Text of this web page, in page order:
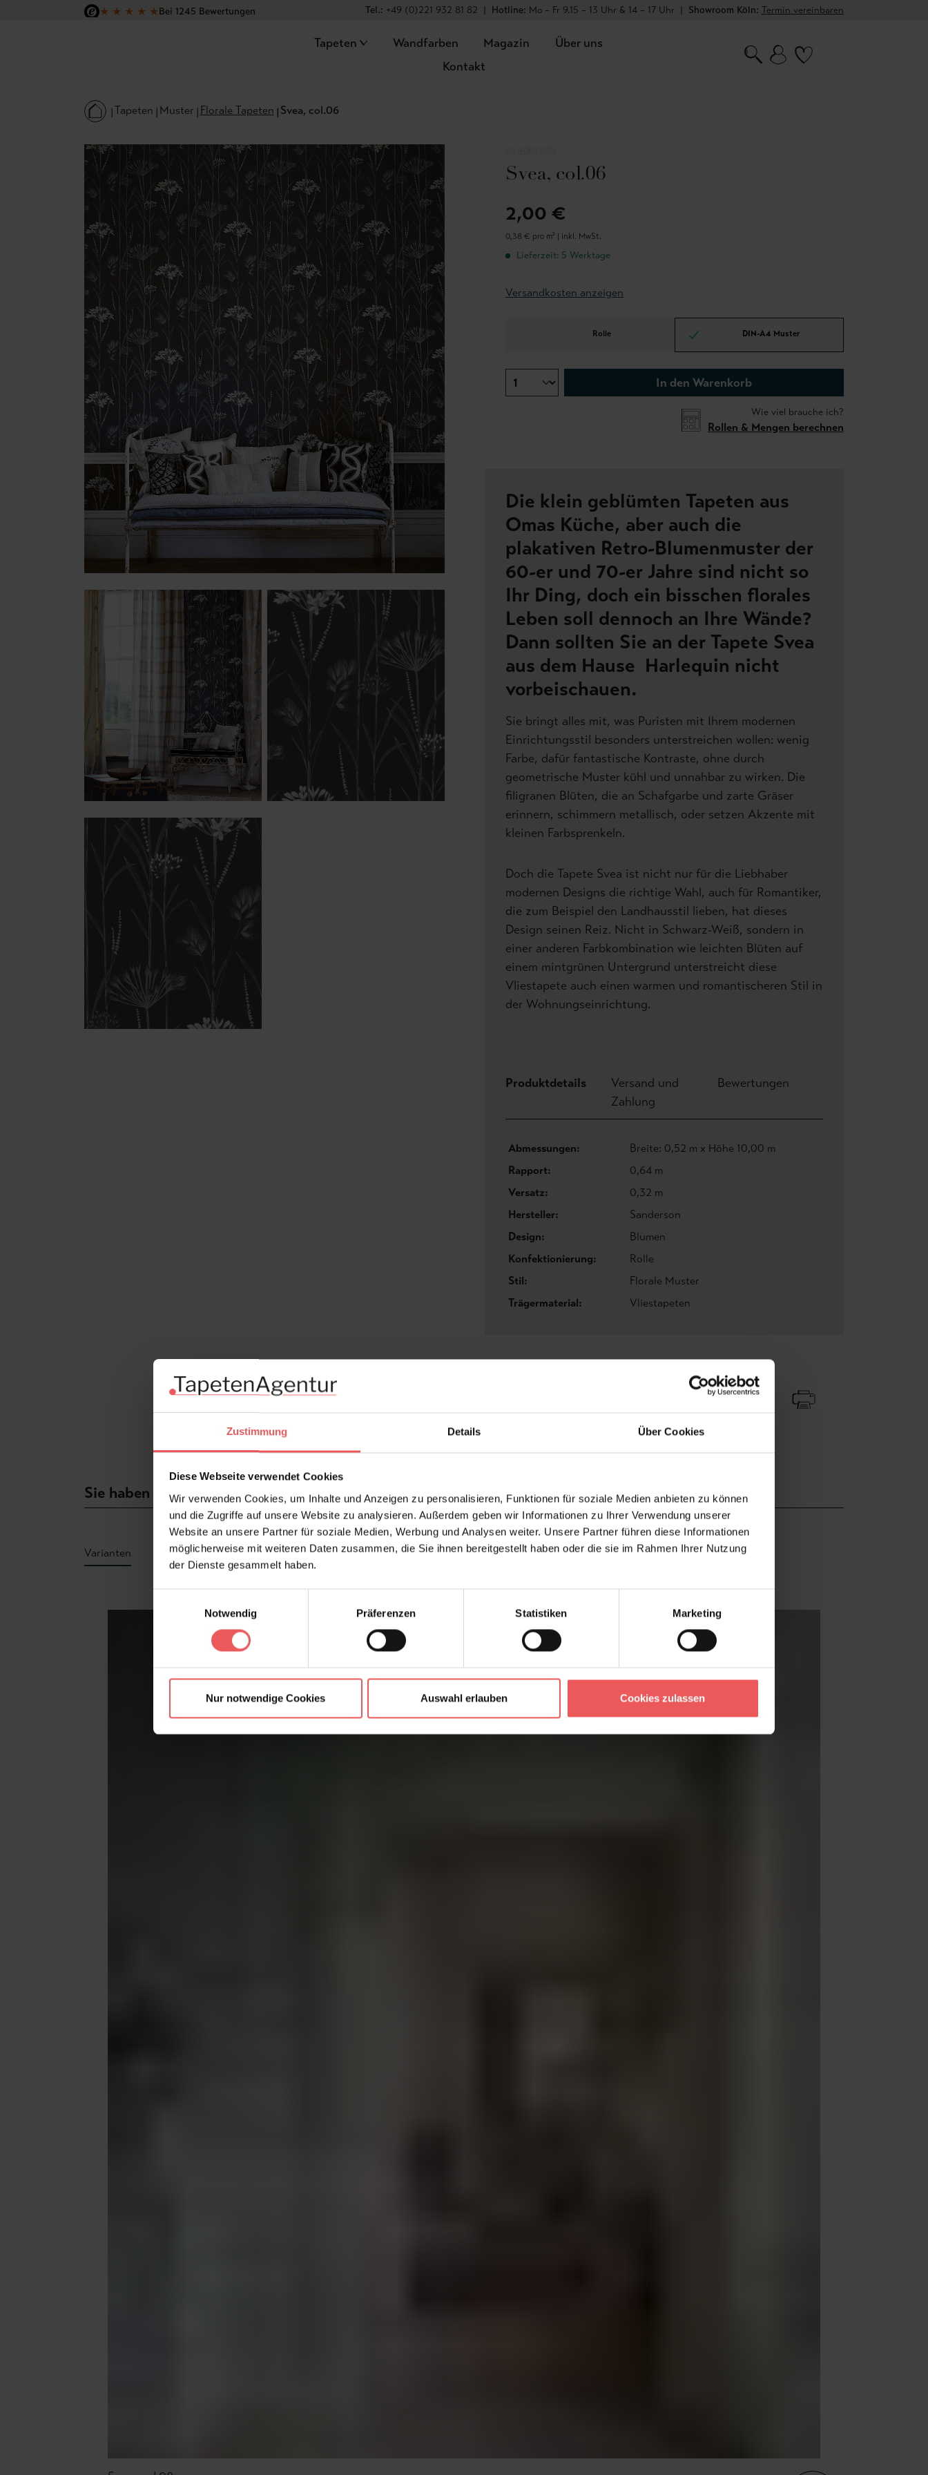
Zustimmung Details Über Cookies
Diese Webseite verwendet Cookies
Wir verwenden Cookies, um Inhalte und Anzeigen zu personalisieren, Funktionen für soziale Medien anbieten zu können
und die Zugriffe auf unsere Website zu analysieren. Außerdem geben wir Informationen zu Ihrer Verwendung unserer
Website an unsere Partner für soziale Medien, Werbung und Analysen weiter. Unsere Partner führen diese Informationen
möglicherweise mit weiteren Daten zusammen, die Sie ihnen bereitgestellt haben oder die sie im Rahmen Ihrer Nutzung
der Dienste gesammelt haben.
Notwendig
Präferenzen Statistiken Marketing
Nur notwendige Cookies Auswahl erlauben Cookies zulassen
Hauptinhalt springen
Zur Suche springen
Zur Hauptnavigation springen
★ ★ ★ ★ ★Bei 1245 Bewertungen
Tel.: +49 (0)221 932 81 82 | Hotline: Mo – Fr 9.15 – 13 Uhr & 14 – 17 Uhr | Showroom Köln: Termin vereinbaren
Tapeten Wandfarben Magazin
Über uns
Kontakt
Tapeten Muster Florale Tapeten Svea, col.06
Svea, col.06
2,00 €
0,38 € pro m² | inkl. MwSt.
Lieferzeit: 5 Werktage
Versandkosten anzeigen
Rolle DIN-A4 Muster
In den Warenkorb
Wie viel brauche ich?
Rollen & Mengen berechnen
Die klein geblümten Tapeten aus
Omas Küche, aber auch die
plakativen Retro-Blumenmuster der
60-er und 70-er Jahre sind nicht so
Ihr Ding, doch ein bisschen florales
Leben soll dennoch an Ihre Wände?
Dann sollten Sie an der Tapete Svea
aus dem Hause Harlequin nicht
vorbeischauen.
Sie bringt alles mit, was Puristen mit Ihrem modernen
Einrichtungsstil besonders unterstreichen wollen: wenig
Farbe, dafür fantastische Kontraste, ohne durch
geometrische Muster kühl und unnahbar zu wirken. Die
filigranen Blüten, die an Schafgarbe und zarte Gräser
erinnern, schimmern metallisch, oder setzen Akzente mit
kleinen Farbsprenkeln.
Doch die Tapete Svea ist nicht nur für die Liebhaber
modernen Designs die richtige Wahl, auch für Romantiker,
die zum Beispiel den Landhausstil lieben, hat dieses
Design seinen Reiz. Nicht in Schwarz-Weiß, sondern in
einer anderen Farbkombination wie leichten Blüten auf
einem mintgrünen Untergrund unterstreicht diese
Vliestapete auch einen warmen und romantischeren Stil in
der Wohnungseinrichtung.
Produktdetails
Versand und
Zahlung
Bewertungen
Abmessungen:
Breite: 0,52 m x Höhe 10,00 m
Rapport:
0,64 m
Versatz:
0,32 m
Hersteller:
Sanderson
Design:
Blumen
Konfektionierung:
Rolle
Stil:
Florale Muster
Trägermaterial:
Vliestapeten
Sie haben Fragen zum Produkt? Frage stellen +49 (0)221 932 81 82
Varianten